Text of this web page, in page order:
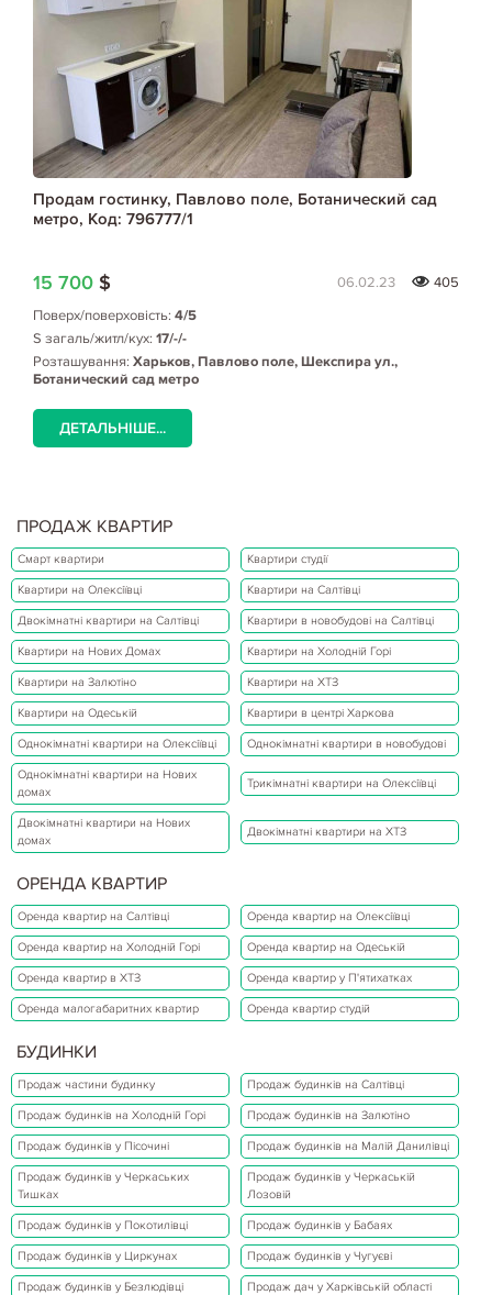
Продам гостинку, Павлово поле, Ботанический сад
метро, Код: 796777/1
15 700 $ 06.02.23
405
Поверх/поверховість: 4/5
S загаль/житл/кух: 17/-/-
Розташування: Харьков, Павлово поле, Шекспира ул.,
Ботанический сад метро
ДЕТАЛЬНІШЕ...
ПРОДАЖ КВАРТИР
Смарт квартири Квартири студії
Квартири на Олексіївці Квартири на Салтівці
Двокімнатні квартири на Салтівці Квартири в новобудові на Салтівці
Квартири на Нових Домах Квартири на Холодній Горі
Квартири на Залютіно Квартири на ХТЗ
Квартири на Одеській Квартири в центрі Харкова
Однокімнатні квартири на Олексіївці Однокімнатні квартири в новобудові
Однокімнатні квартири на Нових
домах
Трикімнатні квартири на Олексіївці
Двокімнатні квартири на Нових
домах
Двокімнатні квартири на ХТЗ
ОРЕНДА КВАРТИР
Оренда квартир на Салтівці Оренда квартир на Олексіївці
Оренда квартир на Холодній Горі Оренда квартир на Одеській
Оренда квартир в ХТЗ Оренда квартир у П'ятихатках
Оренда малогабаритних квартир Оренда квартир студій
БУДИНКИ
Продаж частини будинку Продаж будинків на Салтівці
Продаж будинків на Холодній Горі Продаж будинків на Залютіно
Продаж будинків у Пісочині Продаж будинків на Малій Данилівці
Продаж будинків у Черкаських
Тишках
Продаж будинків у Черкаській
Лозовій
Продаж будинків у Покотилівці Продаж будинків у Бабаях
Продаж будинків у Циркунах Продаж будинків у Чугуєві
Продаж будинків у Безлюдівці Продаж дач у Харківській області